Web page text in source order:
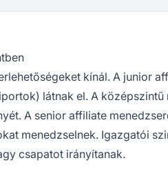
kínál. A junior
látnak el. A
A senior affiliate
menedzselnek. Igazgatói
csapatot irányítanak.